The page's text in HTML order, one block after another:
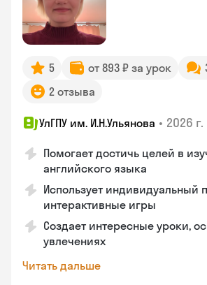
5 от 893 ₽ за урок
2 отзыва
УлГПУ им. И.Н.Ульянова • 2026 г.
Помогает достичь целей в
английского языка
Использует индивидуальный
интерактивные игры
Создает интересные уроки,
увлечениях
Читать дальше